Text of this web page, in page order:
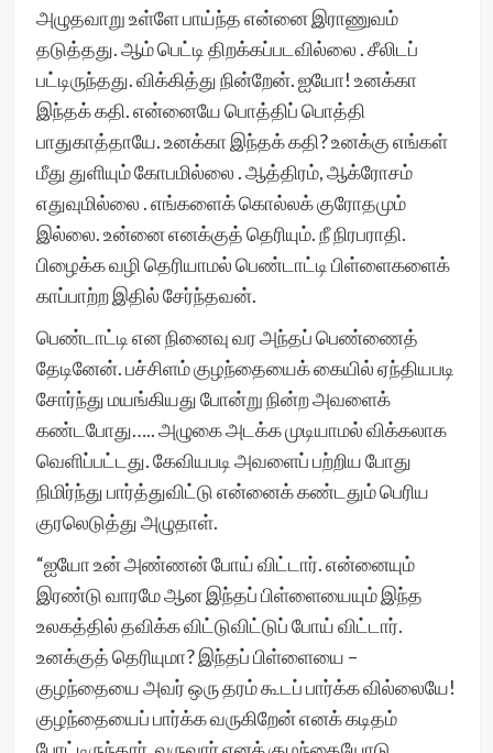
அழுதவாறு உள்ளே பாய்ந்த என்னை இராணுவம்
தடுத்தது. ஆம் பெட்டி திறக்கப்படவில்லை . சீலிடப்
பட்டிருந்தது. விக்கித்து நின்றேன். ஐயோ! உனக்கா
இந்தக் கதி. என்னையே பொத்திப் பொத்தி
பாதுகாத்தாயே. உனக்கா இந்தக் கதி? உனக்கு எங்கள்
மீது துளியும் கோபமில்லை . ஆத்திரம், ஆக்ரோசம்
எதுவுமில்லை . எங்களைக் கொல்லக் குரோதமும்
இல்லை. உன்னை எனக்குத் தெரியும். நீ நிரபராதி.
பிழைக்க வழி தெரியாமல் பெண்டாட்டி பிள்ளைகளைக்
காப்பாற்ற இதில் சேர்ந்தவன்.
பெண்டாட்டி என நினைவு வர அந்தப் பெண்ணைத்
தேடினேன். பச்சிளம் குழந்தையைக் கையில் ஏந்தியபடி
சோர்ந்து மயங்கியது போன்று நின்ற அவளைக்
கண்டபோது….. அழுகை அடக்க முடியாமல் விக்கலாக
வெளிப்பட்டது. கேவியபடி அவளைப் பற்றிய போது
நிமிர்ந்து பார்த்துவிட்டு என்னைக் கண்டதும் பெரிய
குரலெடுத்து அழுதாள்.
“ஐயோ உன் அண்ணன் போய் விட்டார். என்னையும்
இரண்டு வாரமே ஆன இந்தப் பிள்ளையையும் இந்த
உலகத்தில் தவிக்க விட்டுவிட்டுப் போய் விட்டார்.
உனக்குத் தெரியுமா? இந்தப் பிள்ளையை –
குழந்தையை அவர் ஒரு தரம் கூடப் பார்க்க வில்லையே!
குழந்தையைப் பார்க்க வருகிறேன் எனக் கடிதம்